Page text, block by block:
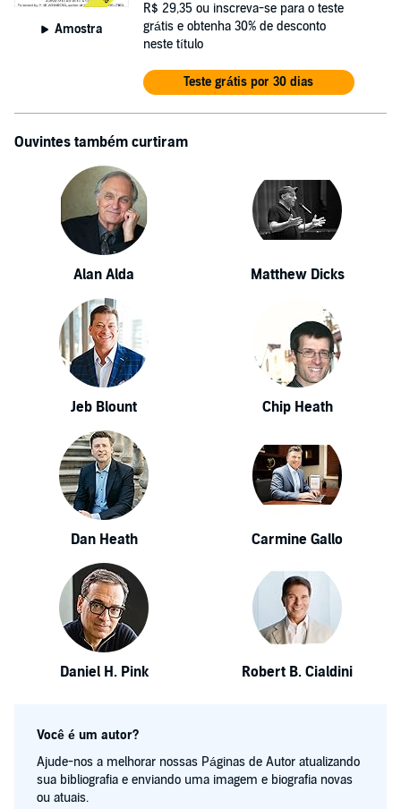
Amostra
R$ 29,35 ou inscreva-se para o teste
grátis e obtenha 30% de desconto
neste título
Teste grátis por 30 dias
Ouvintes também curtiram
Alan Alda Matthew Dicks
Jeb Blount Chip Heath
Dan Heath Carmine Gallo
Daniel H. Pink Robert B. Cialdini
Você é um autor?
Ajude-nos a melhorar nossas Páginas de Autor atualizando
sua bibliografia e enviando uma imagem e biografia novas
ou atuais.